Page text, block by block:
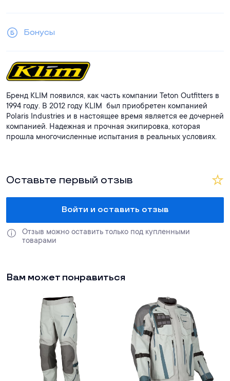
Бонусы
Бренд KLIM появился, как часть компании Teton Outfitters в
1994 году. В 2012 году KLIM был приобретен компанией
Polaris Industries и в настоящее время является ее дочерней
компанией. Надежная и прочная экипировка, которая
прошла многочисленные испытания в реальных условиях.
Оставьте первый отзыв
Войти и оставить отзыв
Отзыв можно оставить только под купленными
товарами
Вам может понравиться